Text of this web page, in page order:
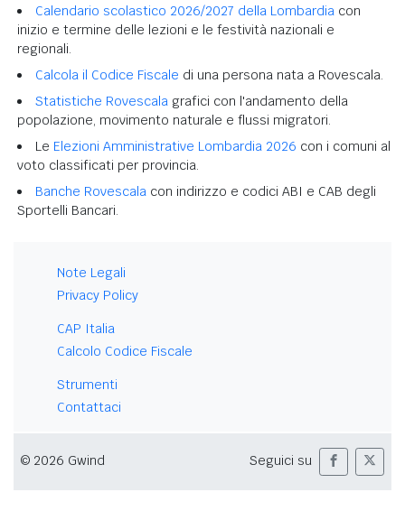
Calendario scolastico 2026/2027 della Lombardia con
inizio e termine delle lezioni e le festività nazionali e
regionali.
Calcola il Codice Fiscale di una persona nata a Rovescala.
Statistiche Rovescala grafici con l'andamento della
popolazione, movimento naturale e flussi migratori.
Le Elezioni Amministrative Lombardia 2026 con i comuni al
voto classificati per provincia.
Banche Rovescala con indirizzo e codici ABI e CAB degli
Sportelli Bancari.
Note Legali
Privacy Policy
CAP Italia
Calcolo Codice Fiscale
Strumenti
Contattaci
© 2026 Gwind Seguici su